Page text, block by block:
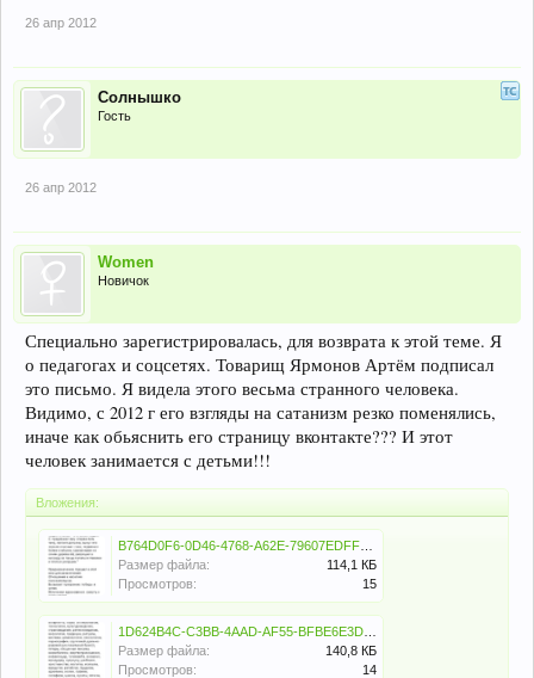
26 апр 2012
Солнышко
Гость
26 апр 2012
Women
Новичок
Специально зарегистрировалась, для возврата к этой теме. Я
о педагогах и соцсетях. Товарищ Ярмонов Артём подписал
это письмо. Я видела этого весьма странного человека.
Видимо, с 2012 г его взгляды на сатанизм резко поменялись,
иначе как обьяснить его страницу вконтакте??? И этот
человек занимается с детьми!!!
Вложения:
Размер файла:
114,1 КБ
Просмотров:
15
Размер файла:
140,8 КБ
Просмотров:
14